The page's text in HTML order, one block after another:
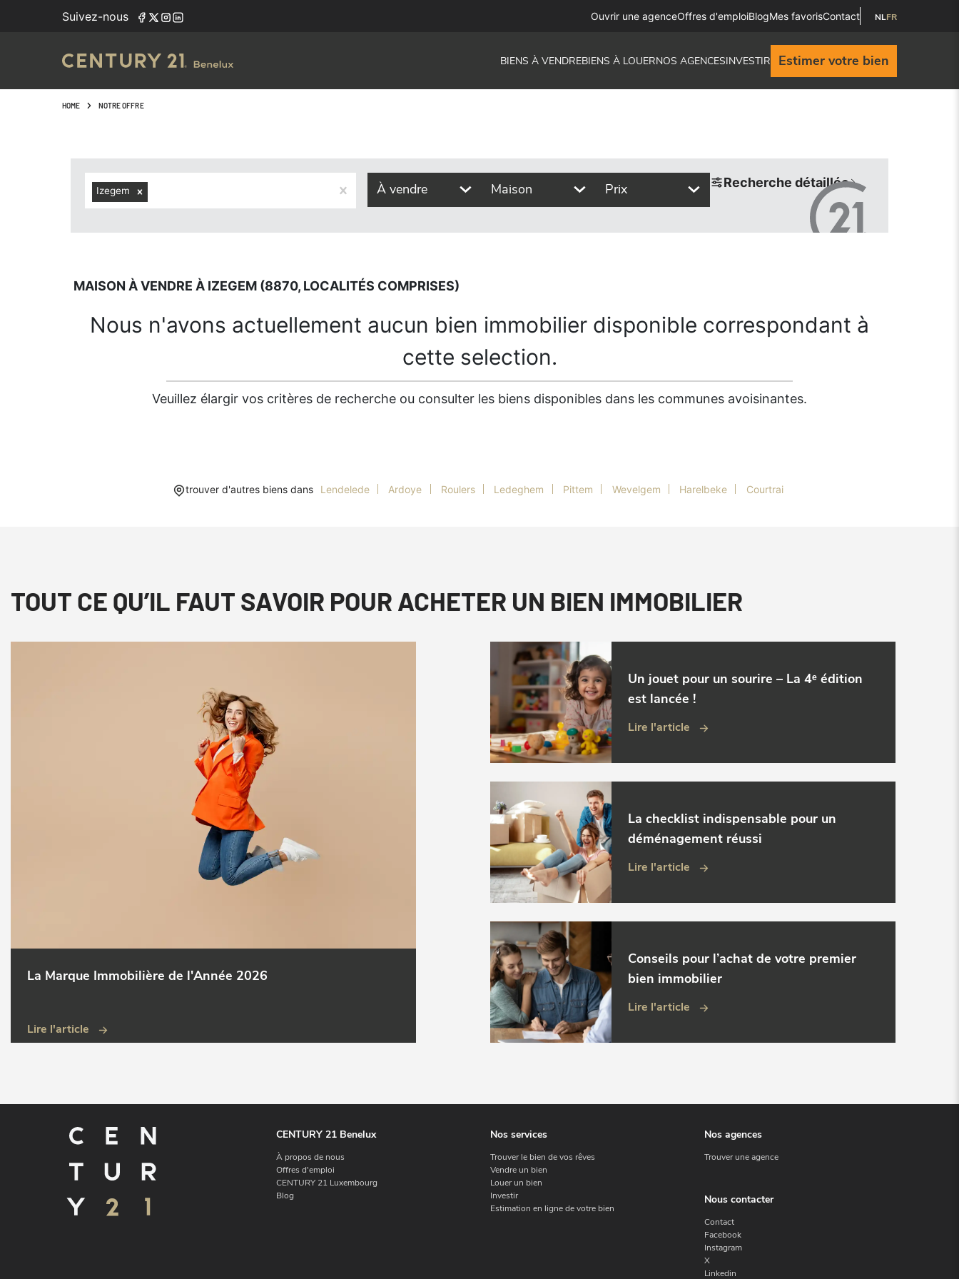
Suivez-nous Ouvrir une agenceOffres d'emploiBlogMes favorisContact NLFR
BIENS À VENDREBIENS À LOUERNOS AGENCESINVESTIR Estimer votre bien
HOME NOTRE OFFRE
Izegem À vendre Maison Prix Recherche détaillée
MAISON À VENDRE À IZEGEM (8870, LOCALITÉS COMPRISES)
Nous n'avons actuellement aucun bien immobilier disponible correspondant à
cette selection.
Veuillez élargir vos critères de recherche ou consulter les biens disponibles dans les communes avoisinantes.
trouver d'autres biens dans Lendelede Ardoye Roulers Ledeghem Pittem Wevelgem Harelbeke Courtrai
TOUT CE QU’IL FAUT SAVOIR POUR ACHETER UN BIEN IMMOBILIER
La Marque Immobilière de l'Année 2026
Lire l'article
Un jouet pour un sourire – La 4ᵉ édition
est lancée !
Lire l'article
La checklist indispensable pour un
déménagement réussi
Lire l'article
Conseils pour l’achat de votre premier
bien immobilier
Lire l'article
CENTURY 21 Benelux
À propos de nous
Offres d'emploi
CENTURY 21 Luxembourg
Blog
Nos services
Trouver le bien de vos rêves
Vendre un bien
Louer un bien
Investir
Estimation en ligne de votre bien
Nos agences
Trouver une agence
Nous contacter
Contact
Facebook
Instagram
X
Linkedin
Navigated to Maison à vendre à Izegem (8870, localités comprises)